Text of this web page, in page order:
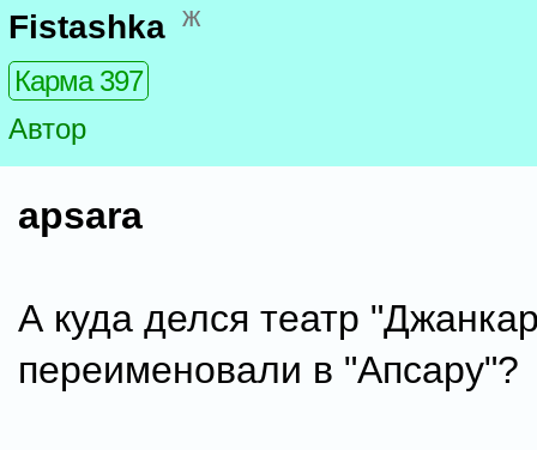
Fistashka ж
Карма 397
Автор
apsara
А куда делся театр
переименовали в "Апсару"?